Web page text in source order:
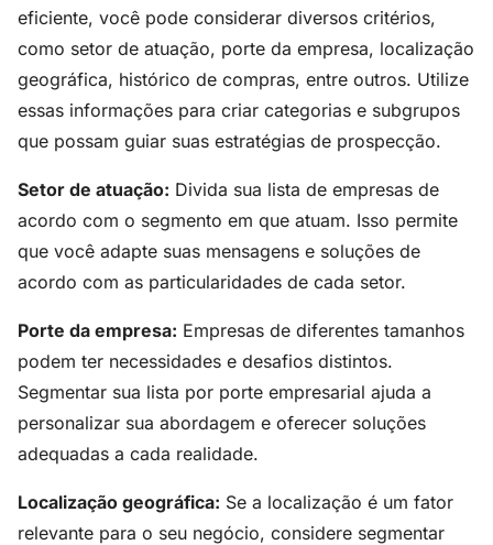
eficiente, você pode considerar diversos critérios,
como setor de atuação, porte da empresa, localização
geográfica, histórico de compras, entre outros. Utilize
essas informações para criar categorias e subgrupos
que possam guiar suas estratégias de prospecção.
Setor de atuação: Divida sua lista de empresas de
acordo com o segmento em que atuam. Isso permite
que você adapte suas mensagens e soluções de
acordo com as particularidades de cada setor.
Porte da empresa: Empresas de diferentes tamanhos
podem ter necessidades e desafios distintos.
Segmentar sua lista por porte empresarial ajuda a
personalizar sua abordagem e oferecer soluções
adequadas a cada realidade.
Localização geográfica: Se a localização é um fator
relevante para o seu negócio, considere segmentar